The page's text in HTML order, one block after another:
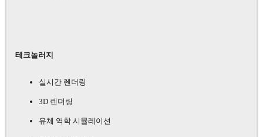
테크놀러지
실시간 렌더링
3D 렌더링
유체 역학 시뮬레이션